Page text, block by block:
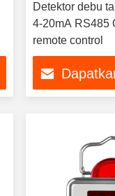
Detektor debu
4-20mA RS485
remote control